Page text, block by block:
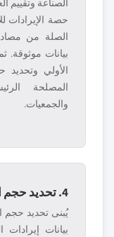
الصناعة وتقييم
حصة الإيرادات
الصلة من
بيانات موثوقة.
الأولي
المصلحة
والجمعيات.
4. تحديد حجم السوق
يُبنى تحديد حجم
بيانات